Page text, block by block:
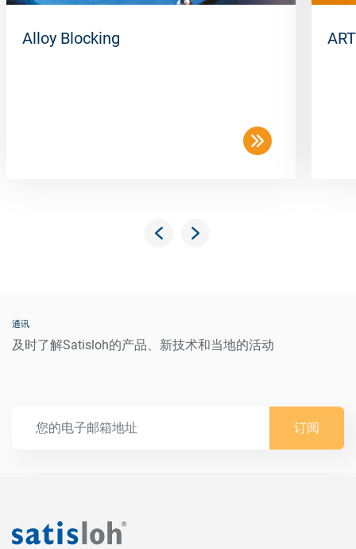
Alloy Blocking
通讯
及时了解Satisloh的产品、新技术和当地的活动
订阅